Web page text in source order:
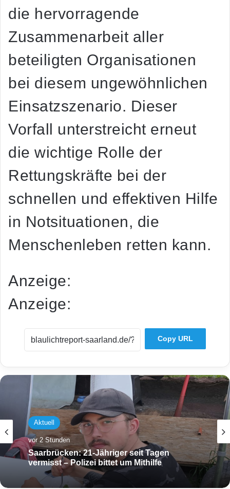
die hervorragende
Zusammenarbeit aller
beteiligten Organisationen
bei diesem ungewöhnlichen
Einsatzszenario. Dieser
Vorfall unterstreicht erneut
die wichtige Rolle der
Rettungskräfte bei der
schnellen und effektiven Hilfe
in Notsituationen, die
Menschenleben retten kann.
Anzeige:
Anzeige:
Copy URL
Aktuell
vor 2 Stunden
Saarbrücken: 21-Jähriger seit Tagen
vermisst – Polizei bittet um Mithilfe
Aktuell
vor 2 Stunden